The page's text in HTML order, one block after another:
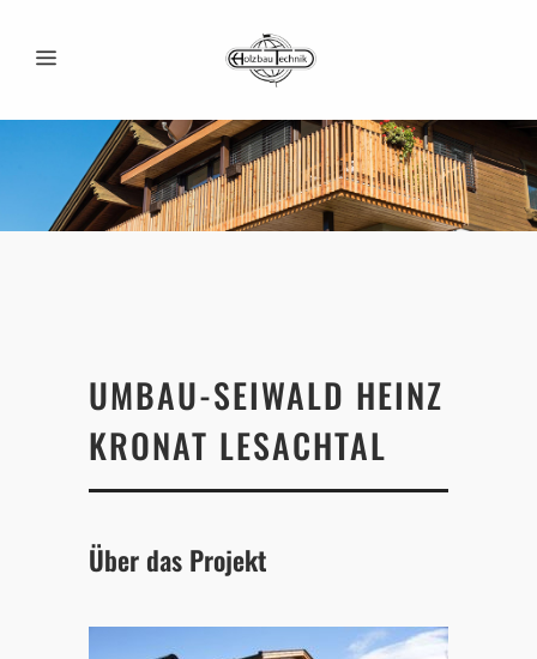
UMBAU-SEIWALD HEINZ
KRONAT LESACHTAL
Über das Projekt